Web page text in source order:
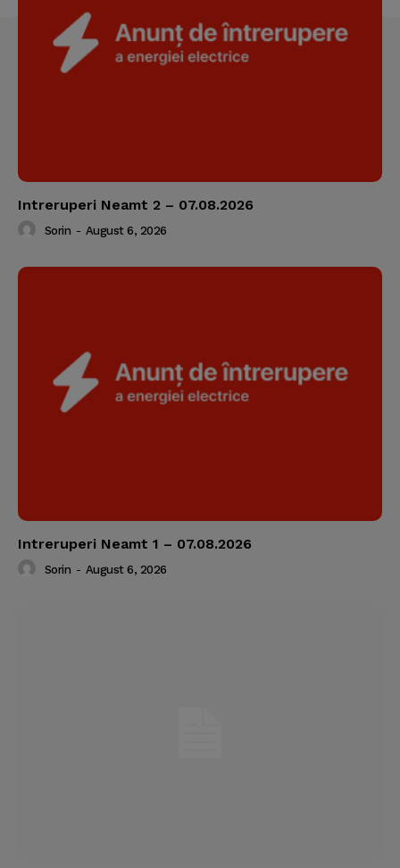
Intreruperi Neamt 2 – 07.08.2026
Sorin - August 6, 2026
Intreruperi Neamt 1 – 07.08.2026
Sorin - August 6, 2026